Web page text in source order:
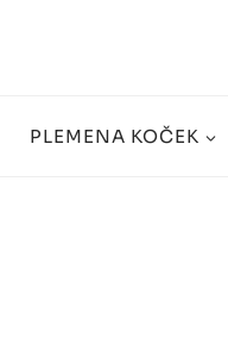
PLEMENA KOČEK